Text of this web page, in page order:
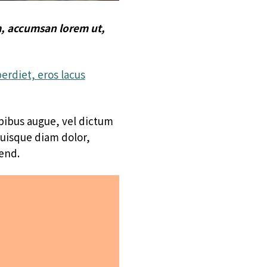
accumsan lorem ut,
eros lacus
augue, vel dictum
diam dolor,